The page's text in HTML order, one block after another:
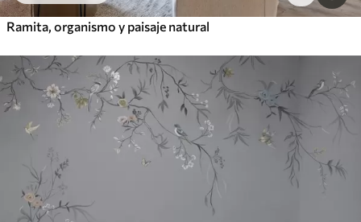
Ramita, organismo y paisaje natural